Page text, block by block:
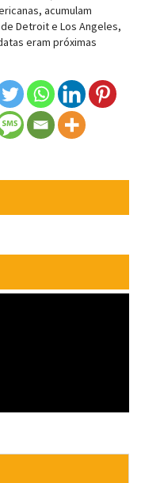
acumulam
Detroit e Los Angeles,
eram próximas